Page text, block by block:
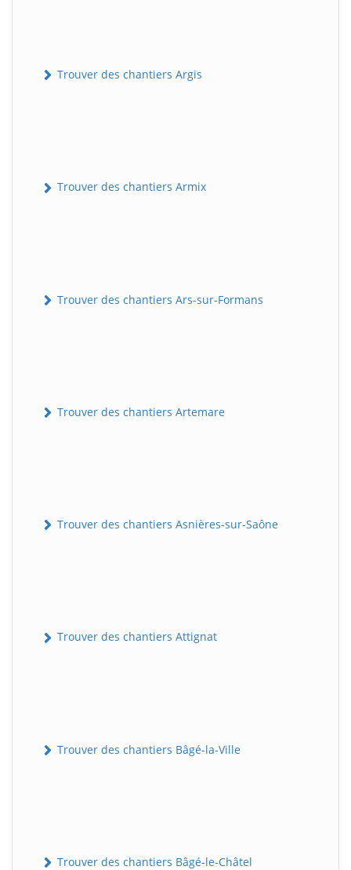
Trouver des chantiers Argis
Trouver des chantiers Armix
Trouver des chantiers Ars-sur-Formans
Trouver des chantiers Artemare
Trouver des chantiers Asnières-sur-Saône
Trouver des chantiers Attignat
Trouver des chantiers Bâgé-la-Ville
Trouver des chantiers Bâgé-le-Châtel